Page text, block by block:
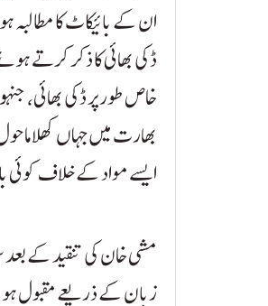
ان کے بائیکاٹ کا مطالبہ
ڈکی بھائی کا ذکر کرتے
بھارت میں جہاں کھلا
ایسے مواد کے خلاف کوئی
مشی خان کی تنقید کے بعد
زبان کے ذریعے مقبول ہو